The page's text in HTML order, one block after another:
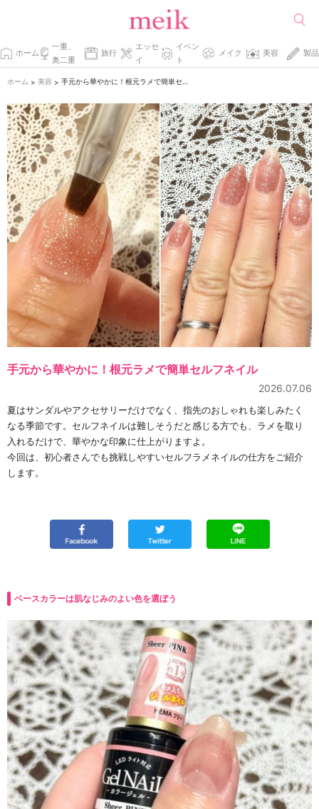
ホーム
一重、
奥二重
旅行
エッセ
イ
イベン
ト
メイク 美容 製品
ホーム > 美容 > 手元から華やかに！根元ラメで簡単セルフネイル
手元から華やかに！根元ラメで簡単セルフネイル
2026.07.06
夏はサンダルやアクセサリーだけでなく、指先のおしゃれも楽しみたく
なる季節です。セルフネイルは難しそうだと感じる方でも、ラメを取り
入れるだけで、華やかな印象に仕上がりますよ。
今回は、初心者さんでも挑戦しやすいセルフラメネイルの仕方をご紹介
します。
ベースカラーは肌なじみのよい色を選ぼう